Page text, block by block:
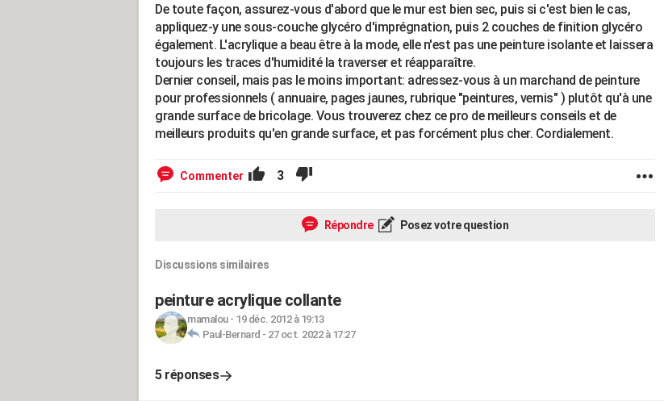
De toute façon, assurez-vous d'abord que le mur est bien sec, puis si c'est bien le cas,
appliquez-y une sous-couche glycéro d'imprégnation, puis 2 couches de finition glycéro
également. L'acrylique a beau être à la mode, elle n'est pas une peinture isolante et laissera
toujours les traces d'humidité la traverser et réapparaître.
Dernier conseil, mais pas le moins important: adressez-vous à un marchand de peinture
pour professionnels ( annuaire, pages jaunes, rubrique "peintures, vernis" ) plutôt qu'à une
grande surface de bricolage. Vous trouverez chez ce pro de meilleurs conseils et de
meilleurs produits qu'en grande surface, et pas forcément plus cher. Cordialement.
Commenter 3
Répondre Posez votre question
Discussions similaires
peinture acrylique collante
mamalou- 19 déc. 2012 à 19:13
Paul-Bernard - 27 oct. 2022 à 17:27
5 réponses